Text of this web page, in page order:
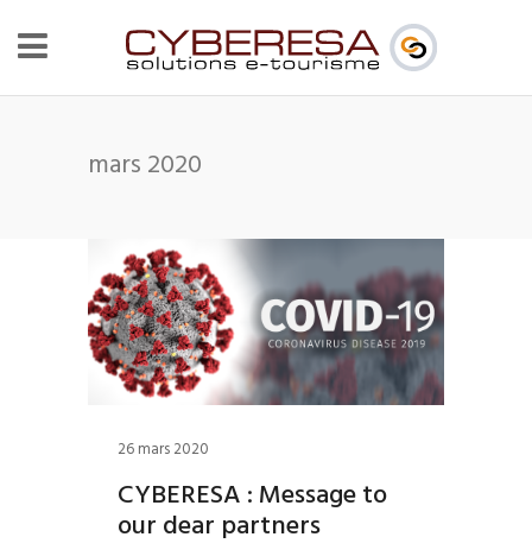
mars 2020
26 mars 2020
CYBERESA : Message to
our dear partners